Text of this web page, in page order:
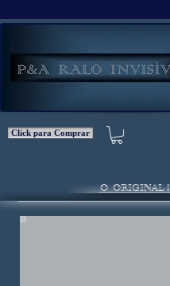
Click para Comprar
O ORIGINAL !